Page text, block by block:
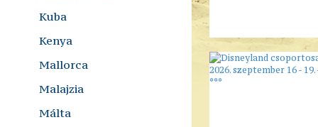
Kuba
Kenya
Mallorca
Malajzia
Málta